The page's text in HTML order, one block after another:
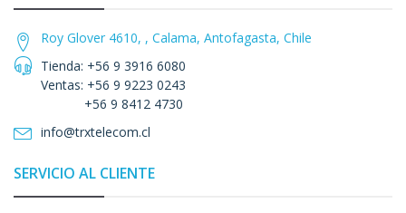
Roy Glover 4610, , Calama, Antofagasta, Chile
Tienda: +56 9 3916 6080
Ventas: +56 9 9223 0243
+56 9 8412 4730
info@trxtelecom.cl
SERVICIO AL CLIENTE